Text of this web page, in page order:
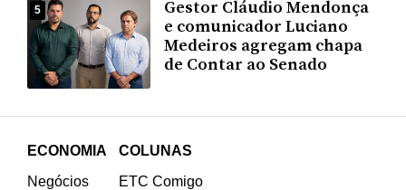
5
Gestor Cláudio Mendonça
e comunicador Luciano
Medeiros agregam chapa
de Contar ao Senado
ECONOMIA
Negócios
COLUNAS
ETC Comigo